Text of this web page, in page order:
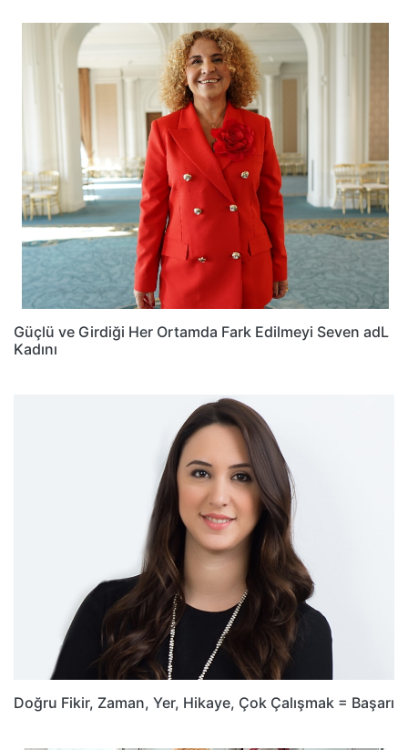
Güçlü ve Girdiği Her Ortamda Fark Edilmeyi Seven adL
Kadını
Doğru Fikir, Zaman, Yer, Hikaye, Çok Çalışmak = Başarı